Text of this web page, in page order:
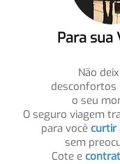
Para sua
Não
desconfortos
o seu
O seguro viagem
para você curtir
sem
Cote e